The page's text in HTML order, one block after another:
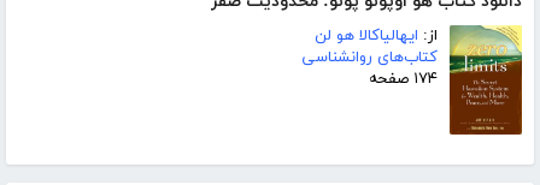
از: ایهالیاکالا هو لن
کتاب‌های روانشناسی
۱۷۴ صفحه